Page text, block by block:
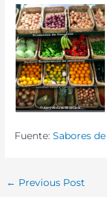
Fuente:Sabores
← Previous Post